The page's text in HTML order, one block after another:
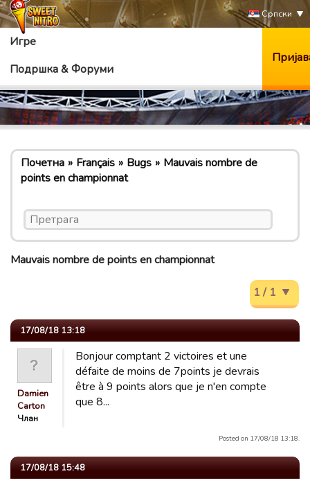
Српски
Игре
Подршка & Форуми
Почетна Français Bugs
Mauvais nombre de
points en championnat
Mauvais nombre de points en championnat
1 / 1
17/08/18 13:18
Damien
Carton
Члан
Bonjour comptant 2 victoires et une
défaite de moins de 7points je devrais
être à 9 points alors que je n'en compte
que 8...
Posted on 17/08/18 13:18.
17/08/18 15:48